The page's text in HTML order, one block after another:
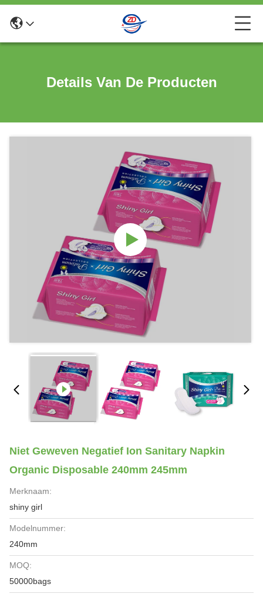
Details Van De Producten
Niet Geweven Negatief Ion Sanitary Napkin
Organic Disposable 240mm 245mm
Merknaam:
shiny girl
Modelnummer:
240mm
MOQ:
50000bags